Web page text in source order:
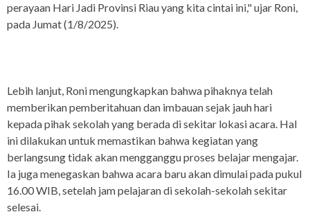
perayaan Hari Jadi Provinsi Riau yang kita cintai ini," ujar Roni,
pada Jumat (1/8/2025).
Lebih lanjut, Roni mengungkapkan bahwa pihaknya telah
memberikan pemberitahuan dan imbauan sejak jauh hari
kepada pihak sekolah yang berada di sekitar lokasi acara. Hal
ini dilakukan untuk memastikan bahwa kegiatan yang
berlangsung tidak akan mengganggu proses belajar mengajar.
Ia juga menegaskan bahwa acara baru akan dimulai pada pukul
16.00 WIB, setelah jam pelajaran di sekolah-sekolah sekitar
selesai.